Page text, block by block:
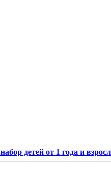
детей от 1 года и